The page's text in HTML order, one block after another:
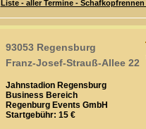
Liste - aller Termine -
93053 Regensburg
Franz-Josef-Strauß-Allee 22
Jahnstadion Regensburg
Business Bereich
Regenburg Events GmbH
Startgebühr: 15 €